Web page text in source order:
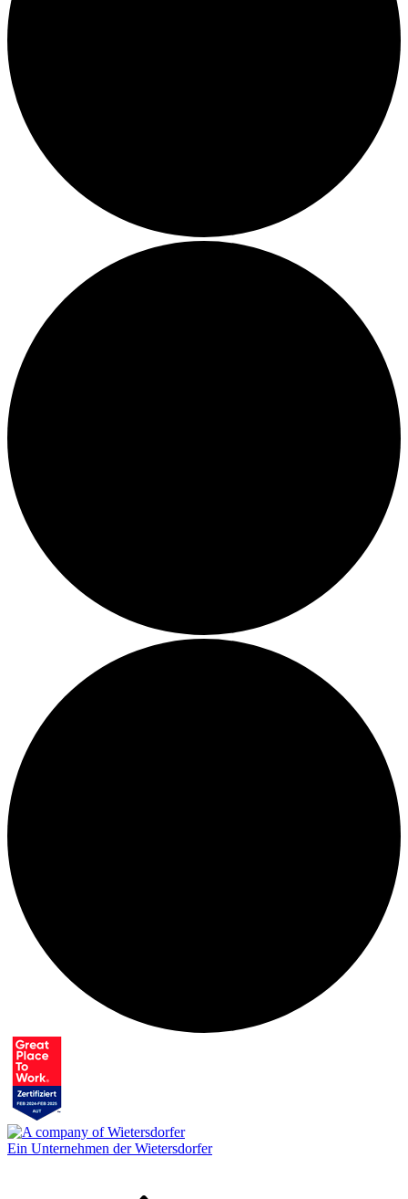
Ein Unternehmen der Wietersdorfer